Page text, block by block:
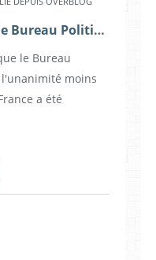
Déclaration que le Bureau Politique suite aux attentats de Nice
le Bureau
moins
a été